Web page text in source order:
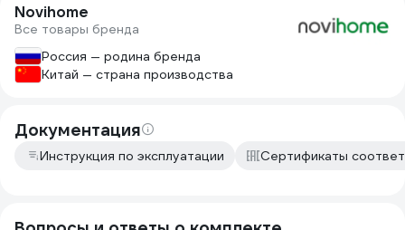
Novihome
Все товары бренда
Россия — родина бренда
Китай — страна производства
Документация
Инструкция по эксплуатации Сертификаты